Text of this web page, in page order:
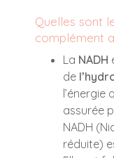
Quelles sont
complément
La NADH
de
l’énergie
assurée
NADH
réduite)